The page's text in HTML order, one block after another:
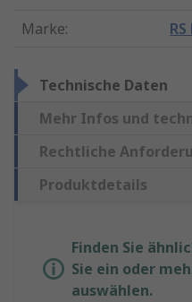
Marke: RS
Technische Daten
Mehr Infos und
Rechtliche
Produktdetails
Finden Sie
Sie ein oder
auswählen.